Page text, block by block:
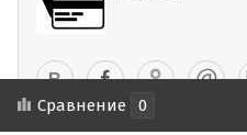
Сравнение 0